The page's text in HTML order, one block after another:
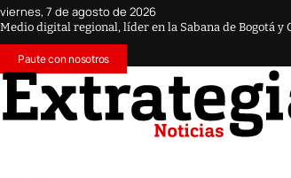
viernes, 7 de agosto de 2026
Medio digital regional, líder en la Sabana de Bogotá y
Paute con nosotros